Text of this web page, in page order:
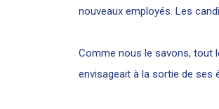
nouveaux employés. Les
Comme nous le savons, tout
envisageait à la sortie de ses